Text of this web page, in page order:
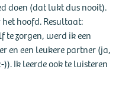
doen (dat lukt dus nooit).
hoofd. Resultaat:
te zorgen, werd ik een
en een leukere partner (ja,
Ik leerde ook te luisteren